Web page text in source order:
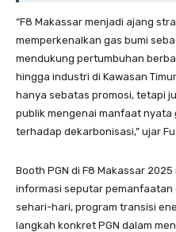
“F8 Makassar menjadi ajang
memperkenalkan gas bumi
mendukung pertumbuhan
hingga industri di Kawasan
hanya sebatas promosi, tetapi
publik mengenai manfaat nyata
terhadap dekarbonisasi,” ujar
Booth PGN di F8 Makassar
informasi seputar pemanfaatan
sehari-hari, program transisi
langkah konkret PGN dalam